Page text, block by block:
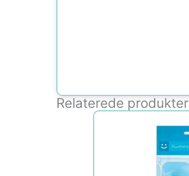
Relaterede produkter